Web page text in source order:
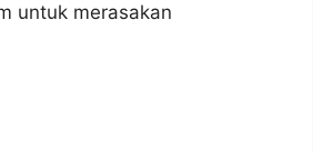
untuk merasakan